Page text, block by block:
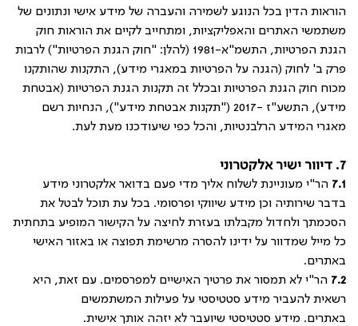
הוראות הדין בכל הנוגע לשמירה והעברה של מידע אישי ונתונים של
משתמשי האתרים והאפליקציות, ומתחייב לקיים את הוראות חוק
הגנת הפרטיות, התשמ"א-1981 (להלן: "חוק הגנת הפרטיות") לרבות
פרק ב' לחוק (הגנה על הפרטיות במאגרי מידע), התקנות שהותקנו
מכוח חוק הגנת הפרטיות ובכלל זה תקנות הגנת הפרטיות (אבטחת
מידע), התשע"ז -2017 ("תקנות אבטחת מידע"), הנחיות רשם
מאגרי המידע הרלבנטיות, והכל כפי שיעודכנו מעת לעת.
7. דיוור ישיר אלקטרוני
7.1 הר"י מעוניינת לשלוח אליך מדי פעם בדואר אלקטרוני מידע
בדבר שירותיה וכן מידע שיווקי ופרסומי. בכל עת תוכל לבטל את
הסכמתך ולחדול מקבלתו בעזרת לחיצה על הקישור המופיע בתחתית
כל מייל שמדוור על ידינו להסרה מרשימת תפוצה או באזור האישי
באתרים.
7.2 הר"י לא תמסור את פרטיך האישיים למפרסמים. עם זאת, היא
רשאית להעביר מידע סטטיסטי על פעילות המשתמשים
באתרים. מידע סטטיסטי שיועבר לא יזהה אותך אישית.